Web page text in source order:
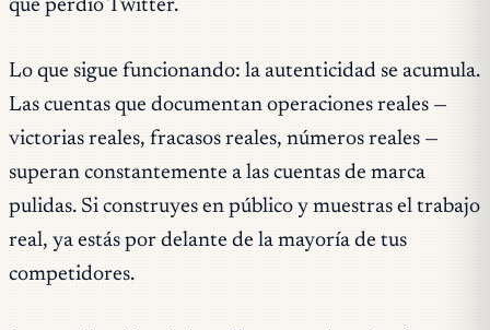
que perdió Twitter.
Lo que sigue funcionando: la autenticidad se acumula.
Las cuentas que documentan operaciones reales —
victorias reales, fracasos reales, números reales —
superan constantemente a las cuentas de marca
pulidas. Si construyes en público y muestras el trabajo
real, ya estás por delante de la mayoría de tus
competidores.